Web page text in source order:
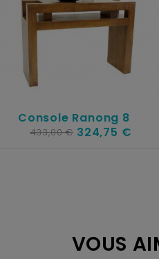
Console Ranong 8
433,00 € 324,75 €
VOUS